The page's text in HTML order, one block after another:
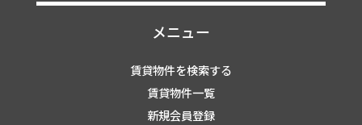
メニュー
賃貸物件を検索する
賃貸物件一覧
新規会員登録